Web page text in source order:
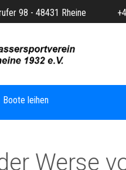
98 - 48431 Rheine
Boote leihen
Werse